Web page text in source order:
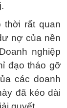
thời rất quan
nợ của nền
nghiệp
đạo tháo gỡ
các doanh
đã kéo dài